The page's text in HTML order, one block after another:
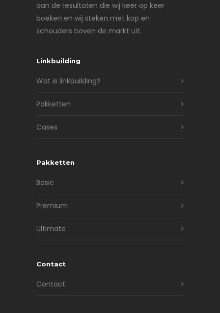
aan de resultaten die wij keer op keer
boeken en wij steken met kop en
schouders boven de markt uit.
Linkbuilding
Wat is linkbuilding?
Pakketten
Cases
Pakketten
Basic
Premium
Ultimate
Contact
Contact